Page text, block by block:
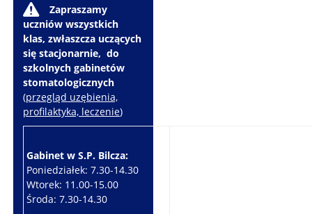
W
Zapraszamy
uczniów wszystkich
klas, zwłaszcza uczących
się stacjonarnie, do
szkolnych gabinetów
stomatologicznych
(przegląd uzębienia,
profilaktyka, leczenie)
Gabinet w S.P. Bilcza:
Poniedziałek: 7.30-14.30
Wtorek: 11.00-15.00
Środa: 7.30-14.30